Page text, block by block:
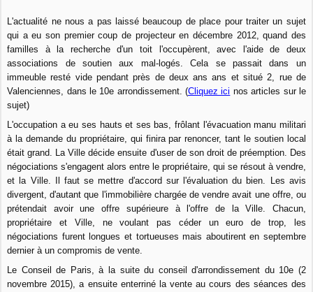
L'actualité ne nous a pas laissé beaucoup de place pour traiter un sujet
qui a eu son premier coup de projecteur en décembre 2012, quand des
familles à la recherche d'un toit l'occupèrent, avec l'aide de deux
associations de soutien aux mal-logés. Cela se passait dans un
immeuble resté vide pendant près de deux ans ans et situé 2, rue de
Valenciennes, dans le 10e arrondissement. (Cliquez ici nos articles sur le
sujet)
L'occupation a eu ses hauts et ses bas, frôlant l'évacuation manu militari
à la demande du propriétaire, qui finira par renoncer, tant le soutien local
était grand. La Ville décide ensuite d'user de son droit de préemption. Des
négociations s'engagent alors entre le propriétaire, qui se résout à vendre,
et la Ville. Il faut se mettre d'accord sur l'évaluation du bien. Les avis
divergent, d'autant que l'immobilière chargée de vendre avait une offre, ou
prétendait avoir une offre supérieure à l'offre de la Ville. Chacun,
propriétaire et Ville, ne voulant pas céder un euro de trop, les
négociations furent longues et tortueuses mais aboutirent en septembre
dernier à un compromis de vente.
Le Conseil de Paris, à la suite du conseil d'arrondissement du 10e (2
novembre 2015), a ensuite enterriné la vente au cours des séances des